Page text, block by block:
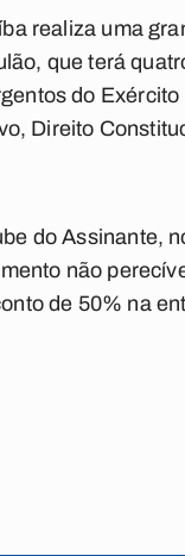
realiza uma
que terá
do
Direito
do Assinante,
não
de 50% na